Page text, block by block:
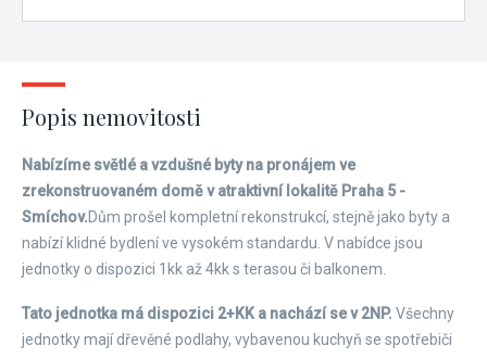
Popis nemovitosti
Nabízíme světlé a vzdušné byty na pronájem ve
zrekonstruovaném domě v atraktivní lokalitě Praha 5 -
Smíchov.Dům prošel kompletní rekonstrukcí, stejně jako byty a
nabízí klidné bydlení ve vysokém standardu. V nabídce jsou
jednotky o dispozici 1kk až 4kk s terasou či balkonem.
Tato jednotka má dispozici 2+KK a nachází se v 2NP. Všechny
jednotky mají dřevěné podlahy, vybavenou kuchyň se spotřebiči